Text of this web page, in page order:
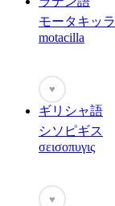
モータキッラ
motacilla
♥
ギリシャ語
シソピギス
σεισοπυγις
♥